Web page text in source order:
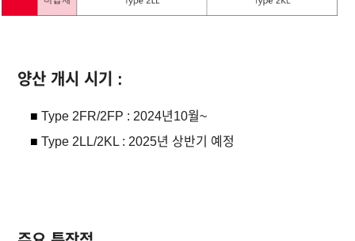
양산 개시 시기 :
■ Type 2FR/2FP : 2024년10월~
■ Type 2LL/2KL : 2025년 상반기 예정